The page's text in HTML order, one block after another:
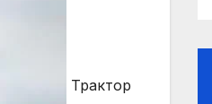
Трактор